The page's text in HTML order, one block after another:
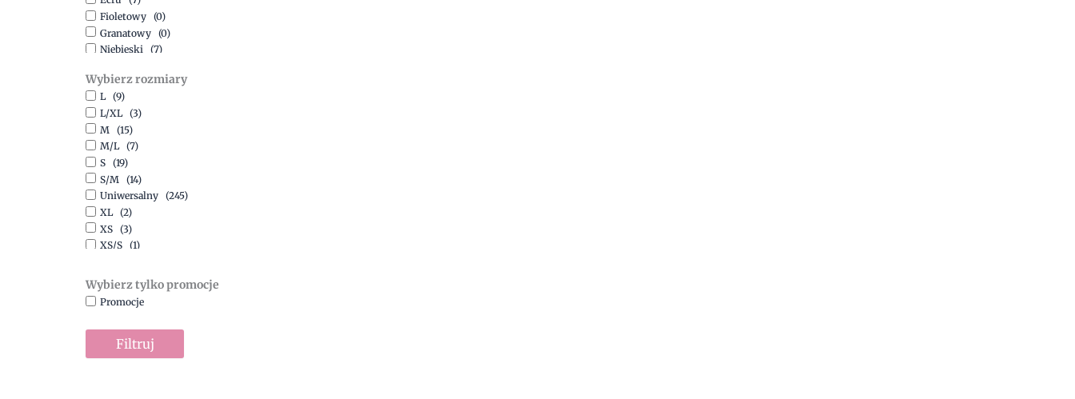
Fioletowy (0)
Granatowy (0)
Niebieski (7)
Pomarańczowy
(2)
Różowy
Srebrny
Szary
Turkusowy
Zielony
Złoty
(1)
Wybierz rozmiary
L (9)
L/XL (3)
M (15)
M/L (7)
S (19)
S/M (14)
Uniwersalny (245)
XL (2)
XS (3)
XS/S (1)
Wybierz tylko promocje
Promocje
Filtruj